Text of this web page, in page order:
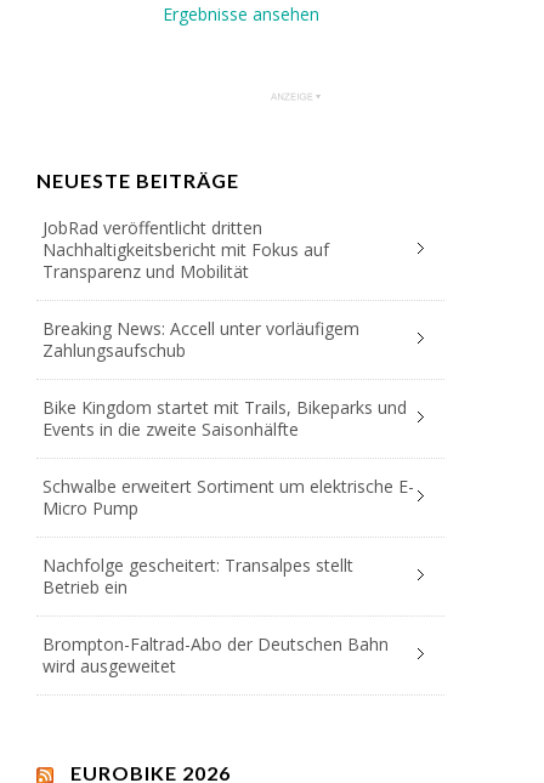
Ergebnisse ansehen
NEUESTE BEITRÄGE
JobRad veröffentlicht dritten
Nachhaltigkeitsbericht mit Fokus auf
Transparenz und Mobilität
Breaking News: Accell unter vorläufigem
Zahlungsaufschub
Bike Kingdom startet mit Trails, Bikeparks und
Events in die zweite Saisonhälfte
Schwalbe erweitert Sortiment um elektrische E-
Micro Pump
Nachfolge gescheitert: Transalpes stellt
Betrieb ein
Brompton-Faltrad-Abo der Deutschen Bahn
wird ausgeweitet
EUROBIKE 2026